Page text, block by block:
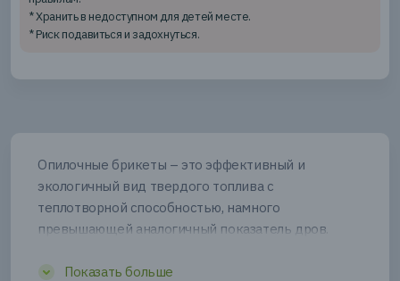
* Хранить в недоступном для детей месте.
* Риск подавиться и задохнуться.
Опилочные брикеты – это эффективный и
экологичный вид твердого топлива с
теплотворной способностью, намного
превышающей аналогичный показатель дров.
современного котла центрального отопления, так
Показать больше